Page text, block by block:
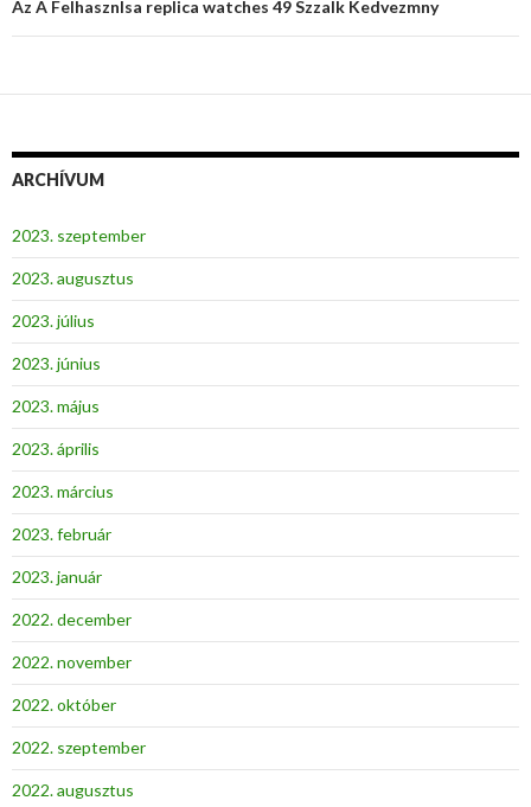
Az A Felhasznlsa replica watches 49 Szzalk Kedvezmny
ARCHÍVUM
2023. szeptember
2023. augusztus
2023. július
2023. június
2023. május
2023. április
2023. március
2023. február
2023. január
2022. december
2022. november
2022. október
2022. szeptember
2022. augusztus